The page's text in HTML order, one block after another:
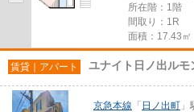
所在階：1階
間取り：1R
面積：17.43㎡
賃貸｜アパート ユナイト日ノ出ルモ
京急本線 「 日ノ出町